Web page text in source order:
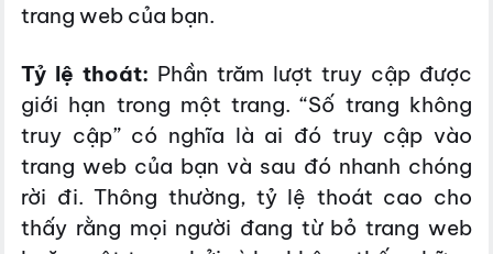
trang web của bạn.
Tỷ lệ thoát: Phần trăm lượt truy cập được
giới hạn trong một trang. “Số trang không
truy cập” có nghĩa là ai đó truy cập vào
trang web của bạn và sau đó nhanh chóng
rời đi. Thông thường, tỷ lệ thoát cao cho
thấy rằng mọi người đang từ bỏ trang web